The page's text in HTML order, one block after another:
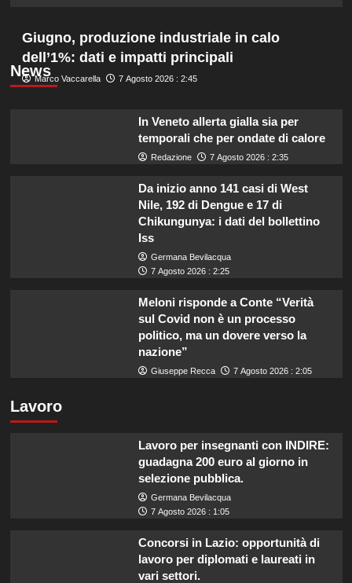
News
Giugno, produzione industriale in calo
dell’1%: dati e impatti principali
Marco Vaccarella 7 Agosto 2026 : 2:45
In Veneto allerta gialla sia per
temporali che per ondate di calore
Redazione 7 Agosto 2026 : 2:35
Da inizio anno 141 casi di West
Nile, 192 di Dengue e 17 di
Chikungunya: i dati del bollettino
Iss
Germana Bevilacqua
7 Agosto 2026 : 2:25
Meloni risponde a Conte “Verità
sul Covid non è un processo
politico, ma un dovere verso la
nazione”
Giuseppe Recca 7 Agosto 2026 : 2:05
Lavoro
Lavoro per insegnanti con INDIRE:
guadagna 200 euro al giorno in
selezione pubblica.
Germana Bevilacqua
7 Agosto 2026 : 1:05
Concorsi in Lazio: opportunità di
lavoro per diplomati e laureati in
vari settori.